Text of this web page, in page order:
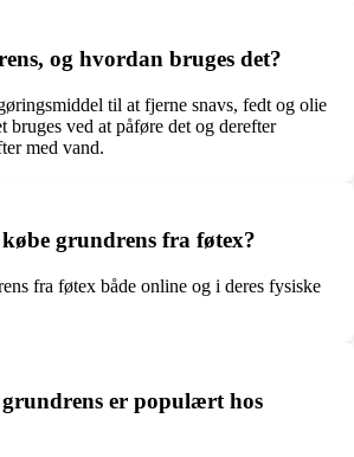
og hvordan bruges det?
til at fjerne snavs, fedt og olie
bruges ved at påføre det og derefter
med vand.
grundrens fra føtex?
fra føtex både online og i deres fysiske
er populært hos